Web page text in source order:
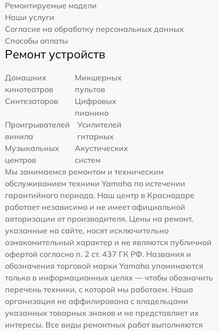
Ремонтируемые модели
Наши услуги
Согласие на обработку персональных данных
Способы оплаты
Ремонт устройств
Домашних
кинотеатров
Микшерных
пультов
Синтезаторов
Цифровых
пианино
Проигрывателей
винила
Усилителей
гитарных
Музыкальных
центров
Акустических
систем
Мы занимаемся ремонтом и техническим
обслуживанием техники Yamaha по истечении
гарантийного периода. Наш центр в Краснодаре
работает независимо и не имеет официальной
авторизации от производителя. Цены на ремонт,
указанные на сайте, носят исключительно
ознакомительный характер и не являются публичной
офертой согласно п. 2 ст. 437 ГК РФ. Названия и
обозначения торговой марки Yamaha упоминаются
только в информационных целях — чтобы обозначить
перечень техники, с которой мы работаем. Наша
организация не аффилирована с владельцами
указанных товарных знаков и не представляет их
интересы. Все виды ремонтных работ выполняются